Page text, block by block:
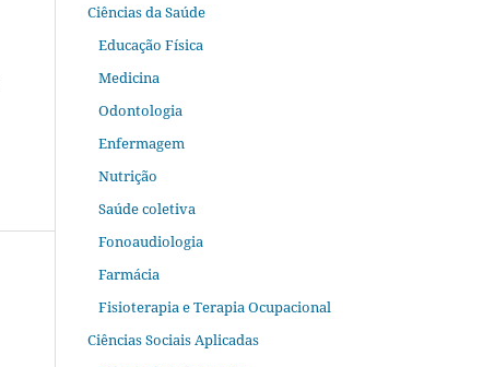
Ciências da Saúde
Educação Física
Medicina
Odontologia
Enfermagem
Nutrição
Saúde coletiva
Fonoaudiologia
Farmácia
Fisioterapia e Terapia Ocupacional
Ciências Sociais Aplicadas